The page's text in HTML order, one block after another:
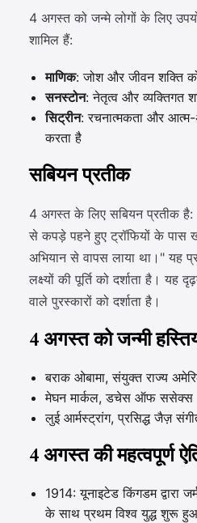
4 अगस्त को जन्मे लोगों के लिए
शामिल हैं:
माणिक: जोश और जीवन शक्ति
सनस्टोन: नेतृत्व और व्यक्तिगत
सिट्रीन: रचनात्मकता और आत्म-
करता है
सबियन प्रतीक
4 अगस्त के लिए सबियन प्रतीक
से कपड़े पहने हुए ट्रॉफियों के पास
अभियान से वापस लाया था।" यह
लक्ष्यों की पूर्ति को दर्शाता है।
वाले पुरस्कारों को दर्शाता है।
4 अगस्त को जन्मी
बराक ओबामा, संयुक्त राज्य
मेघन मार्कल, डचेस ऑफ ससेक्स
लुई आर्मस्ट्रांग, प्रसिद्ध जैज़
4 अगस्त की महत्वपूर्ण
1914: यूनाइटेड किंगडम द्वारा
के साथ प्रथम विश्व युद्ध शुरू